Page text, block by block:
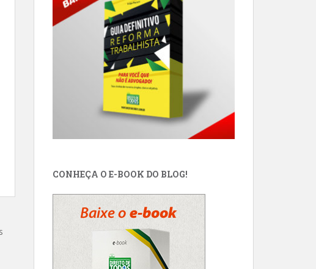
CONHEÇA O E-BOOK DO BLOG!